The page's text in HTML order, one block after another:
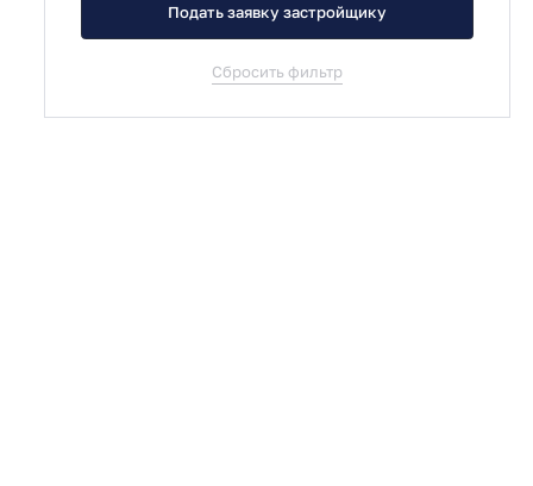
Подать заявку застройщику
Сбросить фильтр